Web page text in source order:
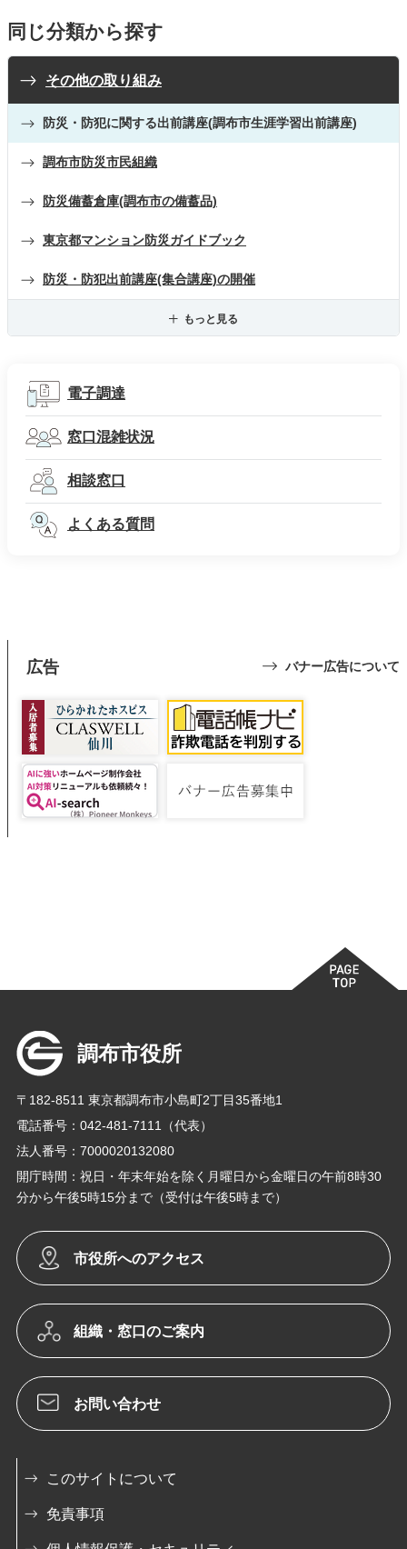
同じ分類から探す
その他の取り組み
防災・防犯に関する出前講座(調布市生涯学習出前講座)
調布市防災市民組織
防災備蓄倉庫(調布市の備蓄品)
東京都マンション防災ガイドブック
防災・防犯出前講座(集合講座)の開催
もっと見る
電子調達
窓口混雑状況
相談窓口
よくある質問
広告 バナー広告について
調布市役所
〒182-8511 東京都調布市小島町2丁目35番地1
電話番号：042-481-7111（代表）
法人番号：7000020132080
開庁時間：祝日・年末年始を除く月曜日から金曜日の午前8時30
分から午後5時15分まで（受付は午後5時まで）
市役所へのアクセス
組織・窓口のご案内
お問い合わせ
このサイトについて
免責事項